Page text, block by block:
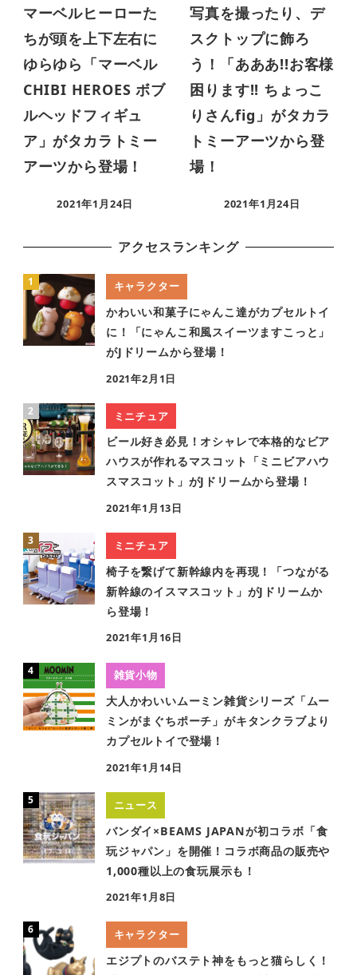
マーベルヒーローた
ちが頭を上下左右に
ゆらゆら「マーベル
CHIBI HEROES ボブ
ルヘッドフィギュ
ア」がタカラトミー
アーツから登場！
2021年1月24日
写真を撮ったり、デ
スクトップに飾ろ
う！「あああ!!お客様
困ります!! ちょっこ
りさんfig」がタカラ
トミーアーツから登
場！
2021年1月24日
アクセスランキング
キャラクター
かわいい和菓子にゃんこ達がカプセルトイ
に！「にゃんこ和風スイーツますこっと」
がJドリームから登場！
2021年2月1日
ミニチュア
ビール好き必見！オシャレで本格的なビア
ハウスが作れるマスコット「ミニビアハウ
スマスコット」がJドリームから登場！
2021年1月13日
ミニチュア
椅子を繋げて新幹線内を再現！「つながる
新幹線のイスマスコット」がJドリームか
ら登場！
2021年1月16日
雑貨小物
大人かわいいムーミン雑貨シリーズ「ムー
ミンがまぐちポーチ」がキタンクラブより
カプセルトイで登場！
2021年1月14日
ニュース
バンダイ×BEAMS JAPANが初コラボ「食
玩ジャパン」を開催！コラボ商品の販売や
1,000種以上の食玩展示も！
2021年1月8日
キャラクター
エジプトのバステト神をもっと猫らしく！